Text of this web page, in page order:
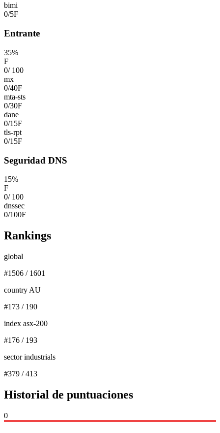
bimi
0/5F
Entrante
35%
F
0/ 100
mx
0/40F
mta-sts
0/30F
dane
0/15F
tls-rpt
0/15F
Seguridad DNS
15%
F
0/ 100
dnssec
0/100F
Rankings
global
#1506 / 1601
country AU
#173 / 190
index asx-200
#176 / 193
sector industrials
#379 /413
Historial de puntuaciones
0